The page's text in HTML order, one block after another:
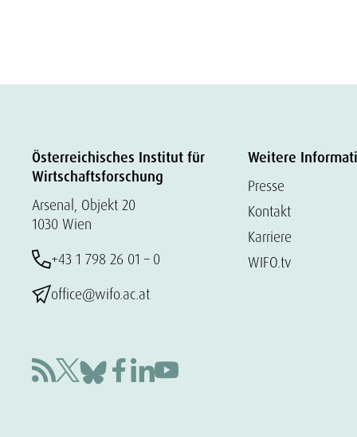
Österreichisches Institut für
Wirtschaftsforschung
Arsenal, Objekt 20
1030 Wien
+43 1 798 26 01 – 0
office@wifo.ac.at
Weitere
Presse
Kontakt
Karriere
WIFO.tv